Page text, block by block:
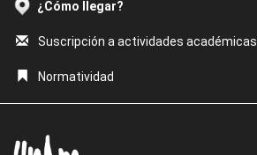
¿Cómo llegar?
Suscripción a actividades académicas
Normatividad